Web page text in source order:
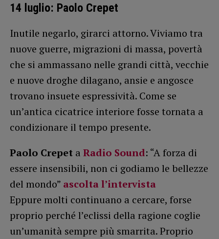
14 luglio: Paolo Crepet
Inutile negarlo, girarci attorno. Viviamo tra
nuove guerre, migrazioni di massa, povertà
che si ammassano nelle grandi città, vecchie
e nuove droghe dilagano, ansie e angosce
trovano insuete espressività. Come se
un’antica cicatrice interiore fosse tornata a
condizionare il tempo presente.
Paolo Crepet a Radio Sound: “A forza di
essere insensibili, non ci godiamo le bellezze
del mondo” ascolta l’intervista
Eppure molti continuano a cercare, forse
proprio perché l’eclissi della ragione coglie
un’umanità sempre più smarrita. Proprio